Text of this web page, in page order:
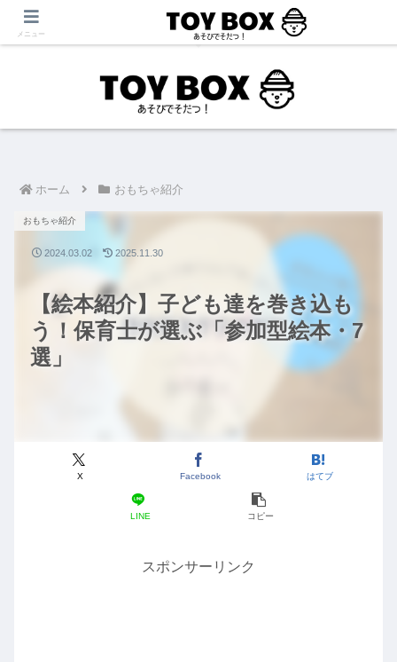
「あそび」をテーマに【育児・保育・療育】に役立つ情報を発信中！
ホーム おもちゃ紹介
【絵本紹介】子ども達を巻き込も
う！保育士が選ぶ「参加型絵本・7
選」
おもちゃ紹介
X Facebook はてブ
LINE コピー
2024.03.02 2025.11.30
スポンサーリンク
メニュー